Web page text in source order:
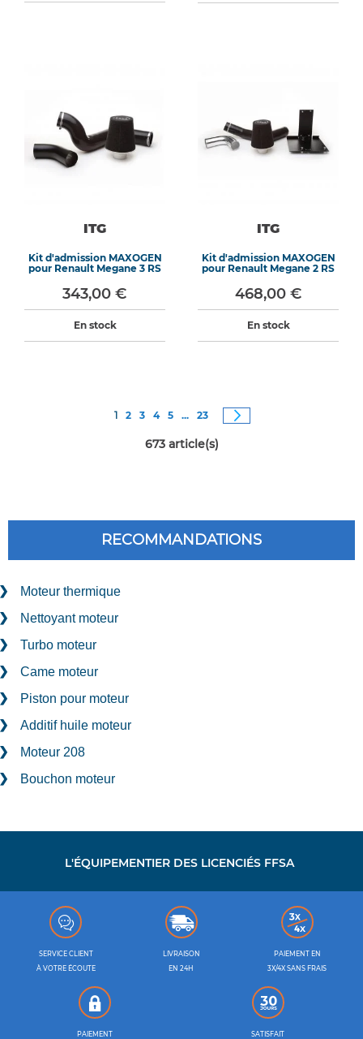
ITG
Kit d'admission MAXOGEN
pour Renault Megane 3 RS
343,00 €
En stock
ITG
Kit d'admission MAXOGEN
pour Renault Megane 2 RS
468,00 €
En stock
Page
Vous êtes actuellement sur la page
1 Page
2 Page
3 Page
4 Page
5 ... Page
23
673article(s)
RECOMMANDATIONS
Moteur thermique
Nettoyant moteur
Turbo moteur
Came moteur
Piston pour moteur
Additif huile moteur
Moteur 208
Bouchon moteur
L'ÉQUIPEMENTIER DES LICENCIÉS FFSA
SERVICE CLIENT
À VOTRE ÉCOUTE
LIVRAISON
EN 24H
PAIEMENT EN
3X/4X SANS FRAIS
PAIEMENT SATISFAIT